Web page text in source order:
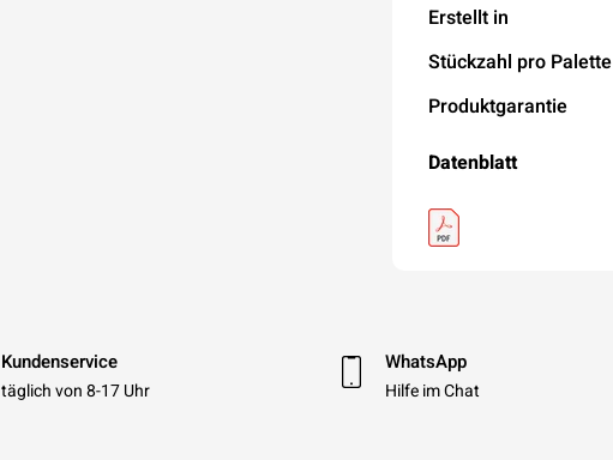
Erstellt in
Stückzahl pro Palette
Produktgarantie
Datenblatt
Kundenservice
täglich von 8-17 Uhr
WhatsApp
Hilfe im Chat